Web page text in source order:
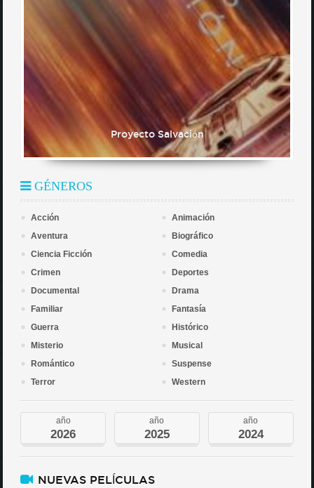
Proyecto Salvación
GÉNEROS
Acción
Animación
Aventura
Biográfico
Ciencia Ficción
Comedia
Crimen
Deportes
Documental
Drama
Familiar
Fantasía
Guerra
Histórico
Misterio
Musical
Romántico
Suspense
Terror
Western
año
2026
año
2025
año
2024
NUEVAS PELÍCULAS